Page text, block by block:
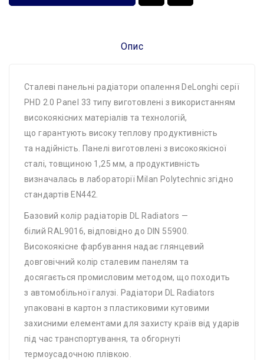
Опис
Сталеві панельні радіатори опалення DeLonghi серії
PHD 2.0 Panel 33 типу виготовлені з використанням
високоякісних матеріалів та технологій,
що гарантують високу теплову продуктивність
та надійність. Панелі виготовлені з високоякісної
сталі, товщиною 1,25 мм, а продуктивність
визначалась в лабораторії Milan Polytechnic згідно
стандартів EN442.
Базовий колір радіаторів DL Radiators —
білий RAL9016, відповідно до DIN 55900.
Високоякісне фарбування надає глянцевий
довговічний колір сталевим панелям та
досягається промисловим методом, що походить
з автомобільної галузі. Радіатори DL Radiators
упаковані в картон з пластиковими кутовими
захисними елементами для захисту країв від ударів
під час транспортування, та обгорнуті
термоусадочною плівкою.